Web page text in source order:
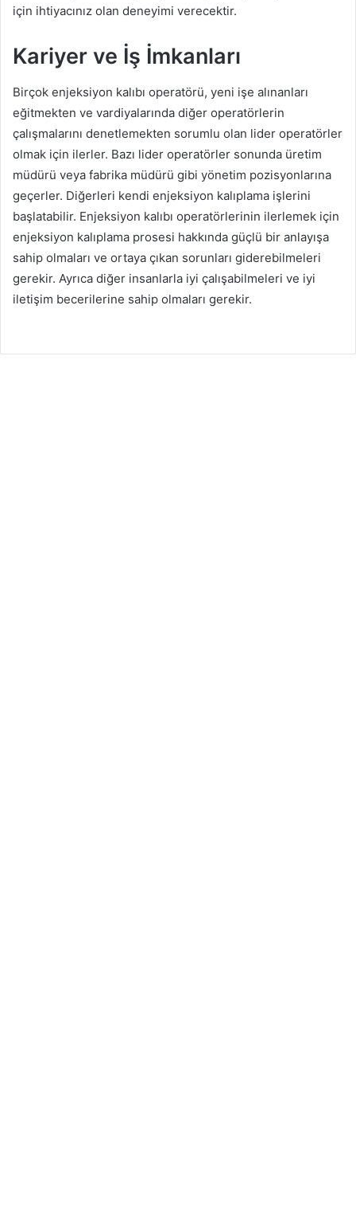
için ihtiyacınız olan deneyimi verecektir.
Kariyer ve İş İmkanları
Birçok enjeksiyon kalıbı operatörü, yeni işe alınanları
eğitmekten ve vardiyalarında diğer operatörlerin
çalışmalarını denetlemekten sorumlu olan lider operatörler
olmak için ilerler. Bazı lider operatörler sonunda üretim
müdürü veya fabrika müdürü gibi yönetim pozisyonlarına
geçerler. Diğerleri kendi enjeksiyon kalıplama işlerini
başlatabilir. Enjeksiyon kalıbı operatörlerinin ilerlemek için
enjeksiyon kalıplama prosesi hakkında güçlü bir anlayışa
sahip olmaları ve ortaya çıkan sorunları giderebilmeleri
gerekir. Ayrıca diğer insanlarla iyi çalışabilmeleri ve iyi
iletişim becerilerine sahip olmaları gerekir.